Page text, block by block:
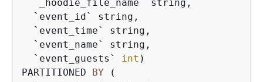
  `_hoodie_file_name` string,
  `event_id` string,
  `event_time` string,
  `event_name` string,
  `event_guests`
int )
PARTITIONED BY (